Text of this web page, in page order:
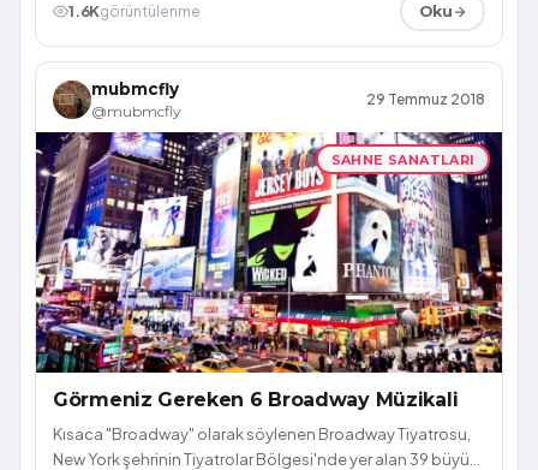
1.6Kgörüntülenme Oku
mubmcfly
@mubmcfly
29 Temmuz 2018
SAHNE SANATLARI
Görmeniz Gereken 6 Broadway Müzikali
Kısaca "Broadway" olarak söylenen Broadway Tiyatrosu,
New York şehrinin Tiyatrolar Bölgesi'nde yer alan 39 büyük